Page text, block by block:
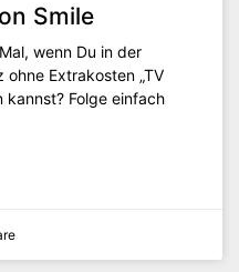
Smile
wenn Du in der
Extrakosten „TV
kannst? Folge einfach